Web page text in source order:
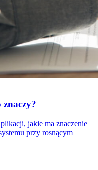
jakie ma znaczenie
przy rosnącym